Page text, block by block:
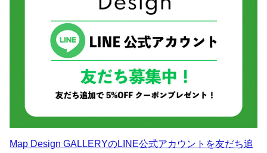
Map Design GALLERYのLINE公式アカウントを友だち追